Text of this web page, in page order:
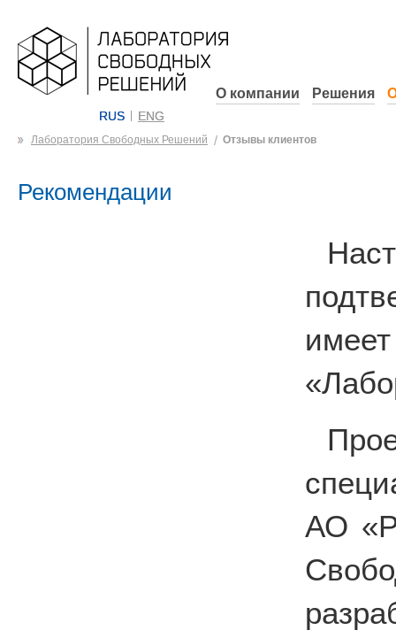
RUS ENG
О компании Решения
Лаборатория Свободных Решений Отзывы клиентов
Рекомендации
АО